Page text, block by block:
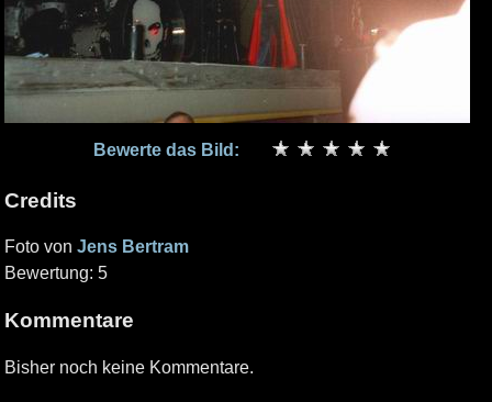
Bewerte das Bild:
Credits
Foto von Jens Bertram
Bewertung: 5
Kommentare
Bisher noch keine Kommentare.